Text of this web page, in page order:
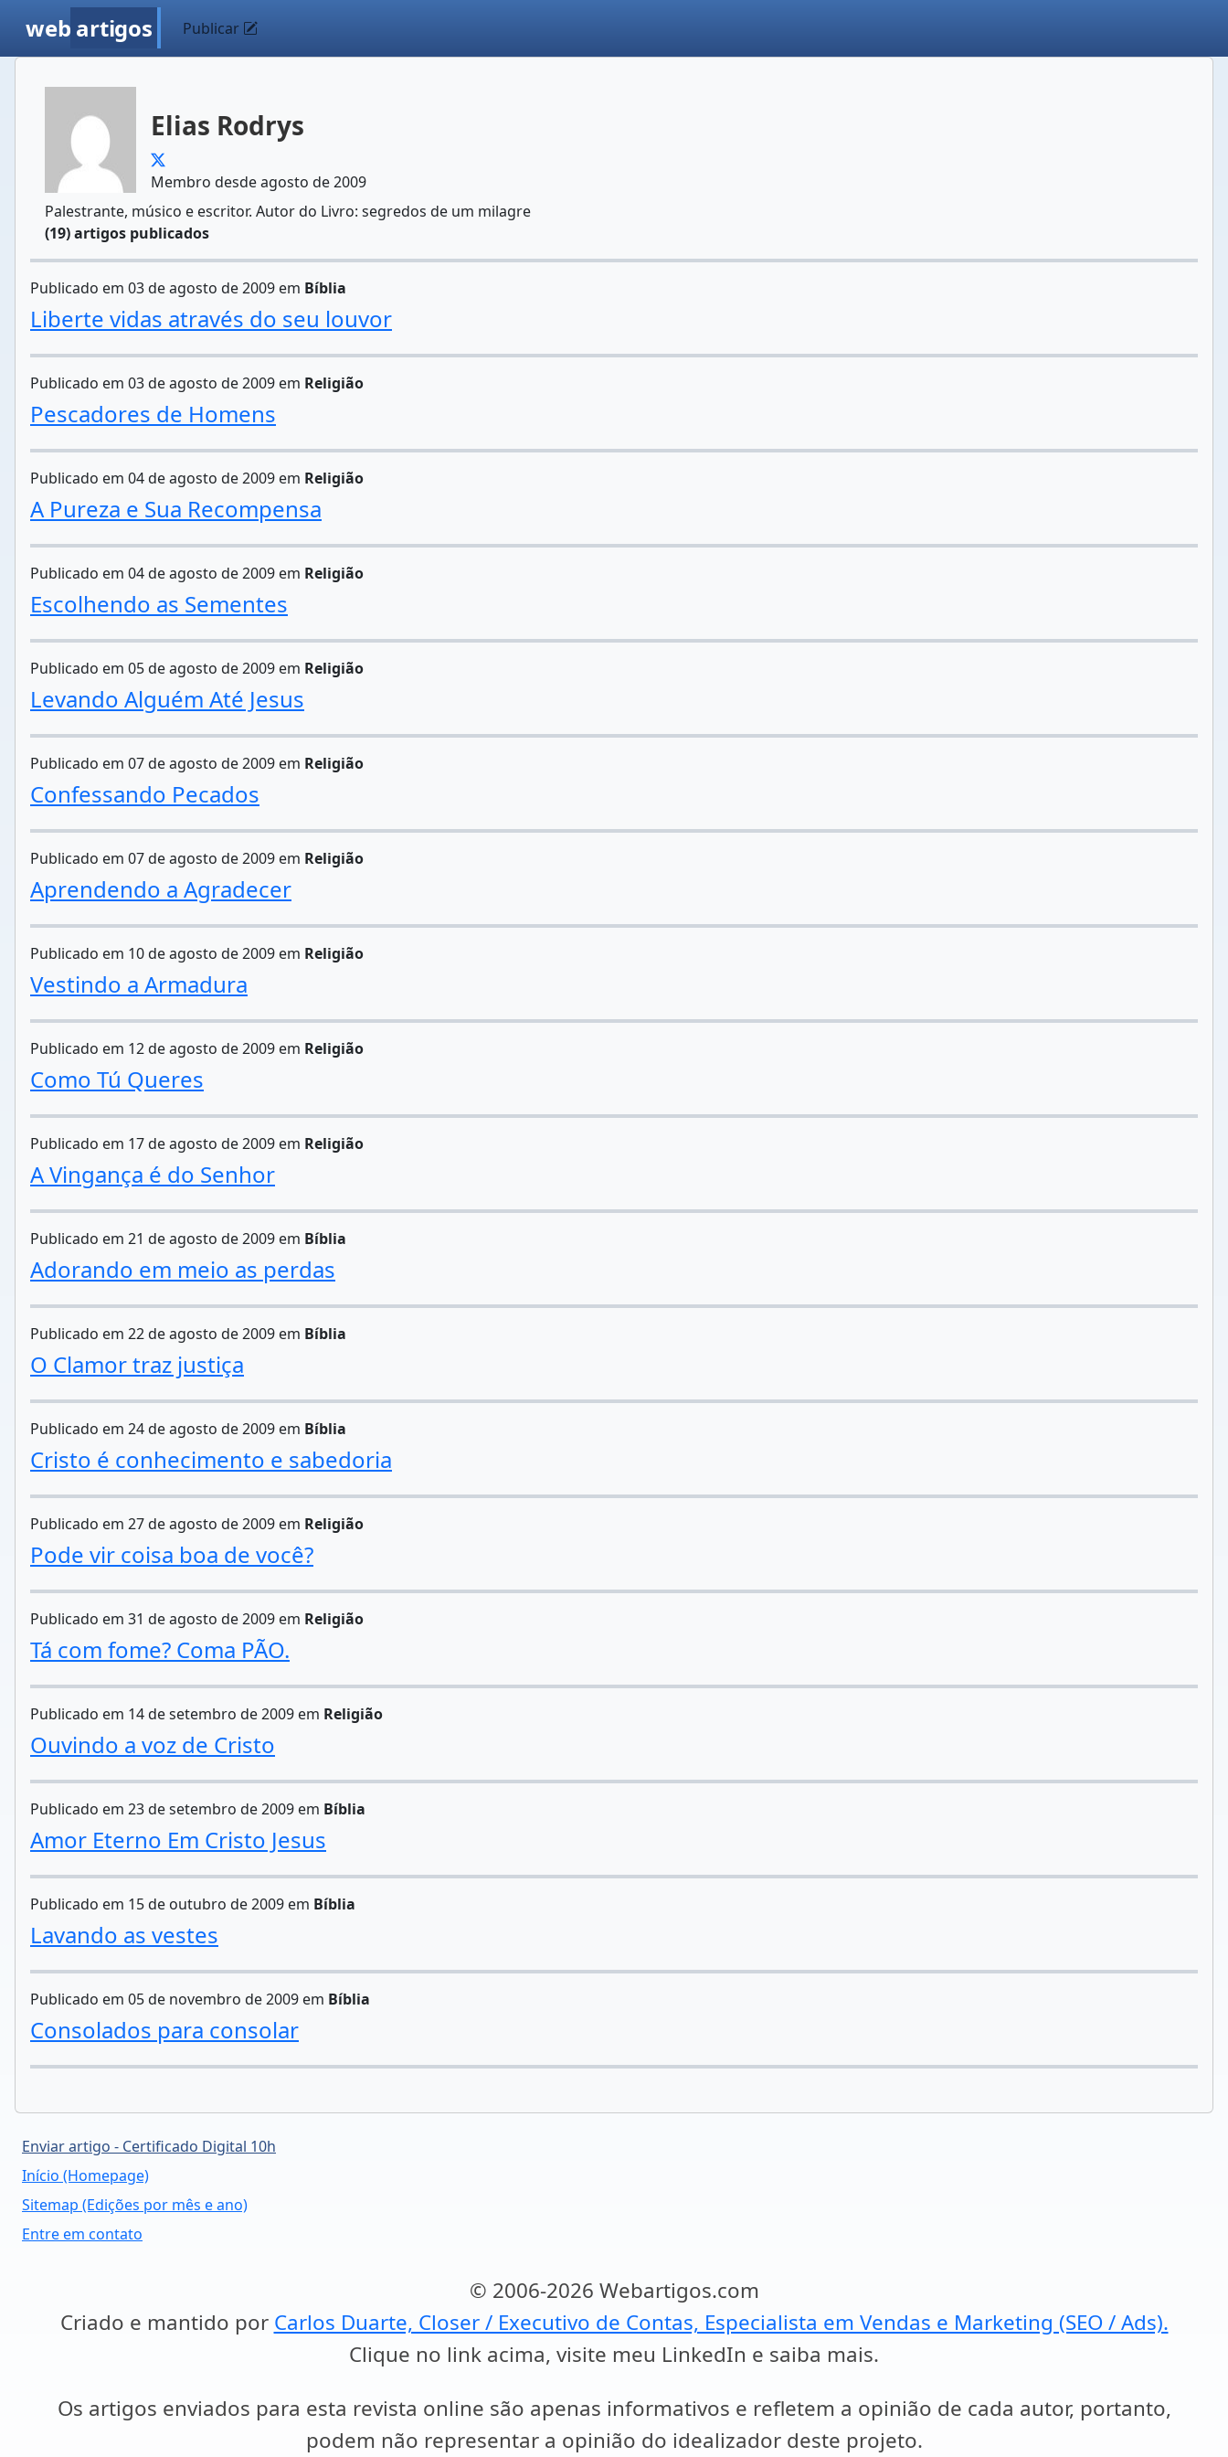
web artigos Publicar
Elias Rodrys
Membro desde agosto de 2009
Palestrante, músico e escritor. Autor do Livro: segredos de um milagre
(19) artigos publicados
Publicado em 03 de agosto de 2009 em Bíblia
Liberte vidas através do seu louvor
Publicado em 03 de agosto de 2009 em Religião
Pescadores de Homens
Publicado em 04 de agosto de 2009 em Religião
A Pureza e Sua Recompensa
Publicado em 04 de agosto de 2009 em Religião
Escolhendo as Sementes
Publicado em 05 de agosto de 2009 em Religião
Levando Alguém Até Jesus
Publicado em 07 de agosto de 2009 em Religião
Confessando Pecados
Publicado em 07 de agosto de 2009 em Religião
Aprendendo a Agradecer
Publicado em 10 de agosto de 2009 em Religião
Vestindo a Armadura
Publicado em 12 de agosto de 2009 em Religião
Como Tú Queres
Publicado em 17 de agosto de 2009 em Religião
A Vingança é do Senhor
Publicado em 21 de agosto de 2009 em Bíblia
Adorando em meio as perdas
Publicado em 22 de agosto de 2009 em Bíblia
O Clamor traz justiça
Publicado em 24 de agosto de 2009 em Bíblia
Cristo é conhecimento e sabedoria
Publicado em 27 de agosto de 2009 em Religião
Pode vir coisa boa de você?
Publicado em 31 de agosto de 2009 em Religião
Tá com fome? Coma PÃO.
Publicado em 14 de setembro de 2009 em Religião
Ouvindo a voz de Cristo
Publicado em 23 de setembro de 2009 em Bíblia
Amor Eterno Em Cristo Jesus
Publicado em 15 de outubro de 2009 em Bíblia
Lavando as vestes
Publicado em 05 de novembro de 2009 em Bíblia
Consolados para consolar
Enviar artigo - Certificado Digital 10h
Início (Homepage)
Sitemap (Edições por mês e ano)
Entre em contato
© 2006-2026 Webartigos.com
Criado e mantido por Carlos Duarte, Closer / Executivo de Contas, Especialista em Vendas e Marketing (SEO / Ads).
Clique no link acima, visite meu LinkedIn e saiba mais.
Os artigos enviados para esta revista online são apenas informativos e refletem a opinião de cada autor, portanto,
podem não representar a opinião do idealizador deste projeto.